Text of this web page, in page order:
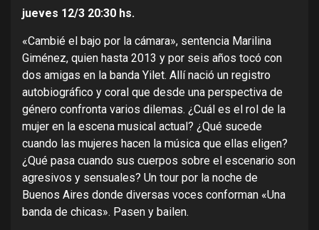
jueves 12/3 20:30 hs.
«Cambié el bajo por la cámara», sentencia Marilina
Giménez, quien hasta 2013 y por seis años tocó con
dos amigas en la banda Yilet. Allí nació un registro
autobiográfico y coral que desde una perspectiva de
género confronta varios dilemas. ¿Cuál es el rol de la
mujer en la escena musical actual? ¿Qué sucede
cuando las mujeres hacen la música que ellas eligen?
¿Qué pasa cuando sus cuerpos sobre el escenario son
agresivos y sensuales? Un tour por la noche de
Buenos Aires donde diversas voces conforman «Una
banda de chicas». Pasen y bailen.